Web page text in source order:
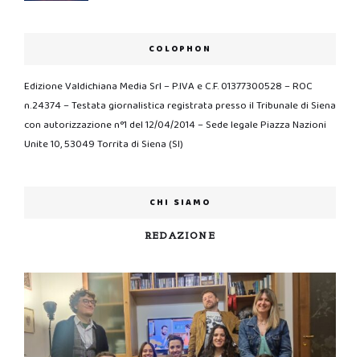
COLOPHON
Edizione Valdichiana Media Srl – P.IVA e C.F. 01377300528 – ROC
n.24374 – Testata giornalistica registrata presso il Tribunale di Siena
con autorizzazione n°1 del 12/04/2014 – Sede legale Piazza Nazioni
Unite 10, 53049 Torrita di Siena (SI)
CHI SIAMO
REDAZIONE